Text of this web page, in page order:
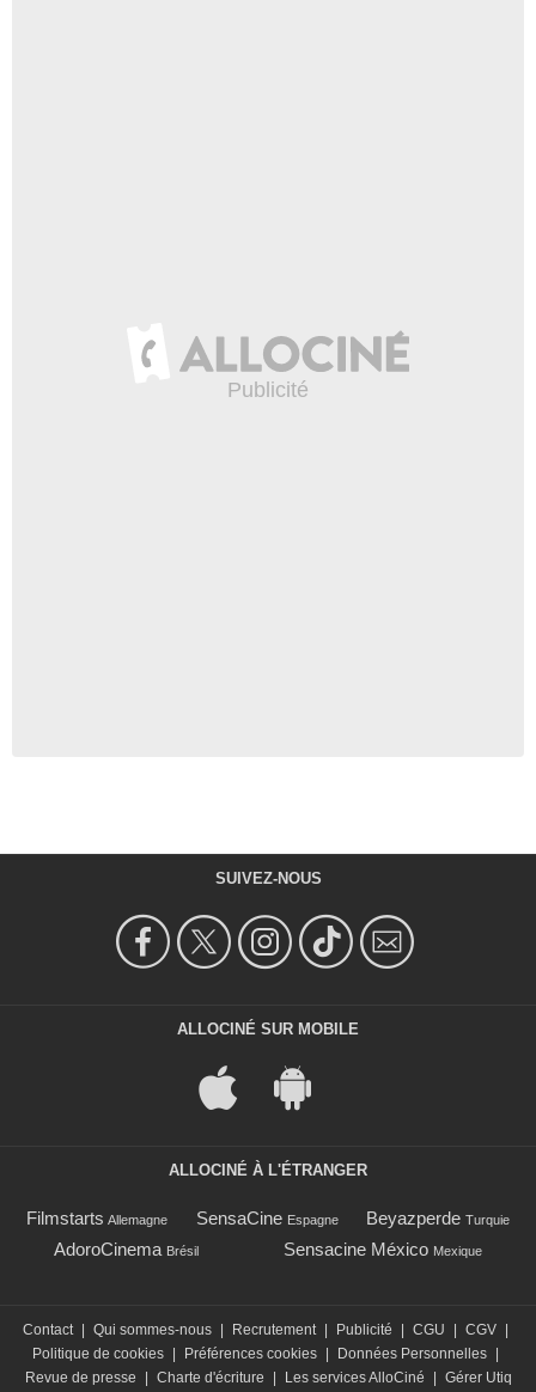
SUIVEZ-NOUS
ALLOCINÉ SUR MOBILE
ALLOCINÉ À L'ÉTRANGER
Filmstarts Allemagne SensaCine Espagne Beyazperde Turquie
AdoroCinema Brésil Sensacine México Mexique
Contact | Qui sommes-nous | Recrutement | Publicité | CGU | CGV |
Politique de cookies | Préférences cookies | Données Personnelles |
Revue de presse
| Charte d'écriture | Les services AlloCiné | Gérer Utiq